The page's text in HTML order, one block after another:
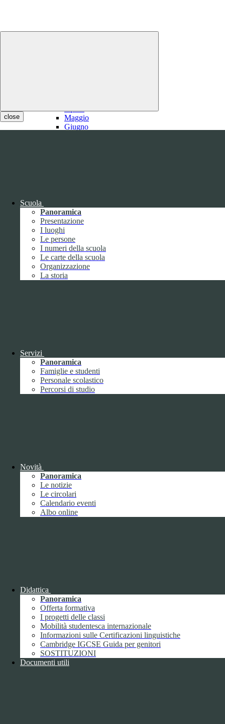
close
Scuola
Panoramica
Presentazione
I luoghi
Le persone
I numeri della scuola
Le carte della scuola
Organizzazione
La storia
Servizi
Panoramica
Famiglie e studenti
Personale scolastico
Percorsi di studio
Novità
Panoramica
Le notizie
Le circolari
Calendario eventi
Albo online
Didattica
Panoramica
Offerta formativa
I progetti delle classi
Mobilità studentesca internazionale
Informazioni sulle Certificazioni linguistiche
Cambridge IGCSE Guida per genitori
SOSTITUZIONI
Documenti utili
Maggio
Giugno
2020
Gennaio
Febbraio
Novembre
Dicembre1
Marzo
Aprile
Maggio
Giugno
1
Luglio
Agosto
2018
Gennaio
Febbraio
Marzo
Aprile